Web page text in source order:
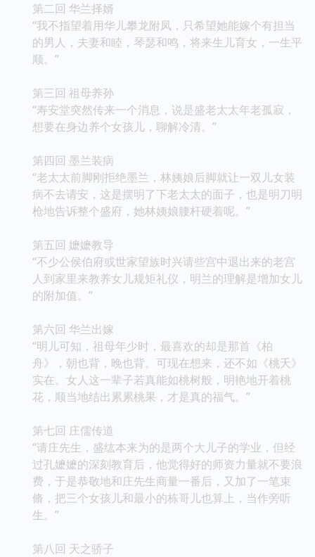
第二回 华兰择婿
“我不指望着用华儿攀龙附凤，只希望她能嫁个有担当
的男人，夫妻和睦，琴瑟和鸣，将来生儿育女，一生平
顺。”
第三回 祖母养孙
“寿安堂突然传来一个消息，说是盛老太太年老孤寂，
想要在身边养个女孩儿，聊解冷清。”
第四回 墨兰装病
“老太太前脚刚拒绝墨兰，林姨娘后脚就让一双儿女装
病不去请安，这是摆明了下老太太的面子，也是明刀明
枪地告诉整个盛府，她林姨娘腰杆硬着呢。”
第五回 嬷嬷教导
“不少公侯伯府或世家望族时兴请些宫中退出来的老宫
人到家里来教养女儿规矩礼仪，明兰的理解是增加女儿
的附加值。”
第六回 华兰出嫁
“明儿可知，祖母年少时，最喜欢的却是那首《柏
舟》，朝也背，晚也背。可现在想来，还不如《桃夭》
实在。女人这一辈子若真能如桃树般，明艳地开着桃
花，顺当地结出累累桃果，才是真的福气。”
第七回 庄儒传道
“请庄先生，盛纮本来为的是两个大儿子的学业，但经
过孔嬷嬷的深刻教育后，他觉得好的师资力量就不要浪
费，于是恭敬地和庄先生商量一番后，又加了一笔束
脩，把三个女孩儿和最小的栋哥儿也算上，当作旁听
生。”
第八回 天之骄子